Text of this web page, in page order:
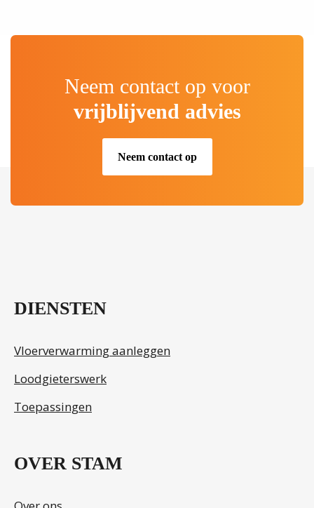
Neem contact op voor
vrijblijvend advies
Neem contact op
DIENSTEN
Vloerverwarming aanleggen
Loodgieterswerk
Toepassingen
OVER STAM